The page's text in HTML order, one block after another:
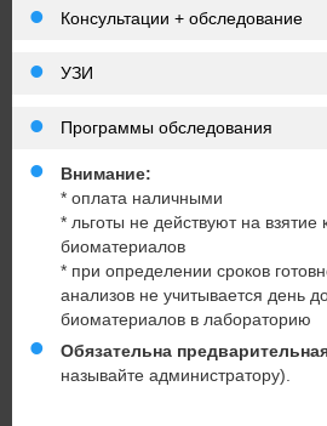
Консультации + обследование
УЗИ
Программы обследования
Внимание:
* оплата наличными
* льготы не действуют на взятие
биоматериалов
* при определении сроков
анализов не учитывается день
биоматериалов в лабораторию
Обязательна
называйте администратору).